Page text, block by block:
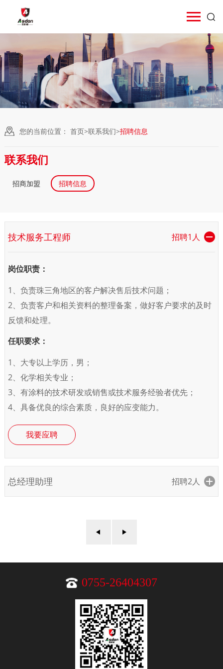
您的当前位置： 首页>联系我们>招聘信息
联系我们
招商加盟 招聘信息
技术服务工程师 招聘1人
岗位职责：
1、负责珠三角地区的客户解决售后技术问题；
2、负责客户和相关资料的整理备案，做好客户要求的及时
反馈和处理。
任职要求：
1、大专以上学历，男；
2、化学相关专业；
3、有涂料的技术研发或销售或技术服务经验者优先；
4、具备优良的综合素质，良好的应变能力。
我要应聘
总经理助理 招聘2人
0755-26404307